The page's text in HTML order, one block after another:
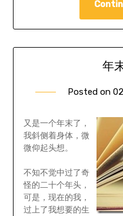
年
Posted on
又是一个年末了，
我斜侧着身体，微
微仰起头想。
不知不觉中过了奇
怪的二十个年头，
可是，现在的我，
过上了我想要的生